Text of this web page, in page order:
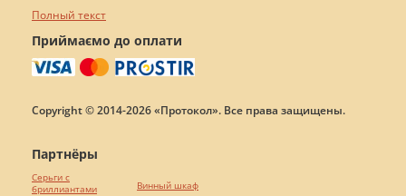
Полный текст
Приймаємо до оплати
Copyright © 2014-2026 «Протокол». Все права защищены.
Партнёры
Серьги с
бриллиантами
Винный шкаф